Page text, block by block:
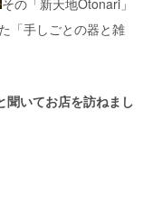
その「新天地Otonari」
「手しごとの器と雑
聞いてお店を訪ねまし